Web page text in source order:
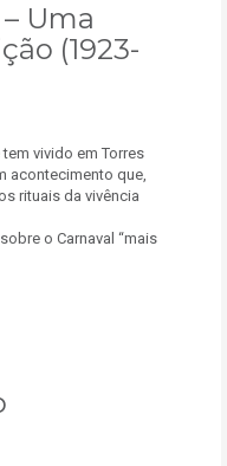
Uma
(1923-
vivido em Torres
acontecimento que,
rituais da vivência
o Carnaval “mais